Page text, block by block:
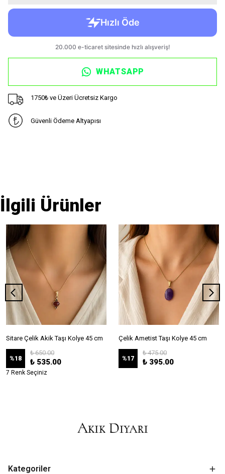
WHATSAPP
1750₺ ve Üzeri Ücretsiz Kargo
Güvenli Ödeme Altyapısı
İlgili Ürünler
Sitare Çelik Akik Taşı Kolye 45 cm
%18
₺ 650.00
₺ 535.00
7 Renk Seçiniz
Çelik Ametist Taşı Kolye 45 cm
%17
₺ 475.00
₺ 395.00
Kategoriler